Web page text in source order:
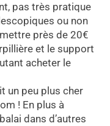
pas très pratique
ou non
près de 20€
et le support
acheter le
un peu plus cher
! En plus à
dans d’autres